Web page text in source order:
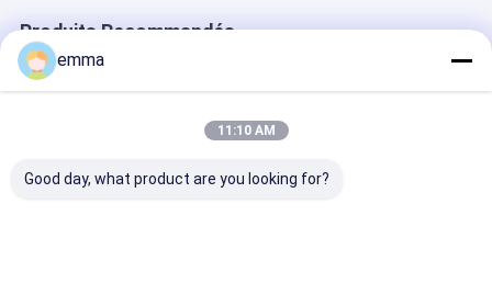
Produits Recommandés
emma
11:10 AM
Good day, what product are you looking for?